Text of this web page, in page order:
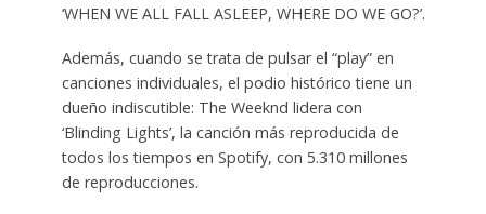
‘WHEN WE ALL FALL ASLEEP, WHERE DO WE GO?’.
Además, cuando se trata de pulsar el “play” en
canciones individuales, el podio histórico tiene un
dueño indiscutible: The Weeknd lidera con
‘Blinding Lights’, la canción más reproducida de
todos los tiempos en Spotify, con 5.310 millones
de reproducciones.